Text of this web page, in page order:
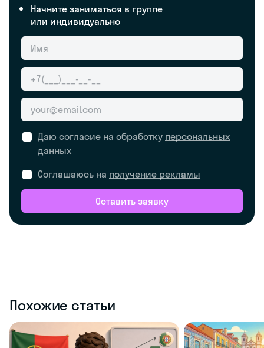
Начните заниматься в группе
или индивидуально
Даю согласие на обработку персональных
данных
Соглашаюсь на получение рекламы
Оставить заявку
Похожие статьи